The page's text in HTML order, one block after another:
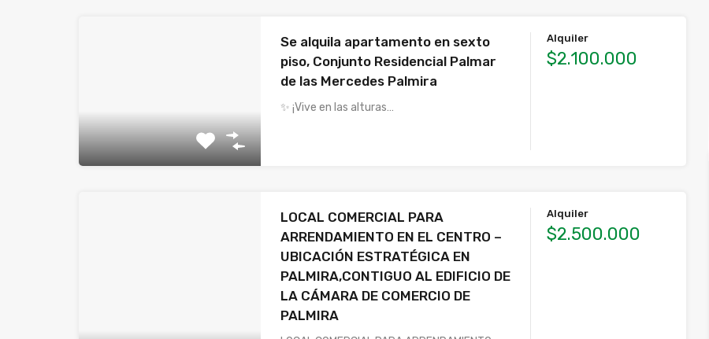
Se alquila apartamento en sexto
piso, Conjunto Residencial Palmar
de las Mercedes Palmira
✨ ¡Vive en las alturas…
Alquiler
$2.100.000
LOCAL COMERCIAL PARA
ARRENDAMIENTO EN EL CENTRO –
UBICACIÓN ESTRATÉGICA EN
PALMIRA,CONTIGUO AL EDIFICIO DE
LA CÁMARA DE COMERCIO DE
PALMIRA
Alquiler
$2.500.000